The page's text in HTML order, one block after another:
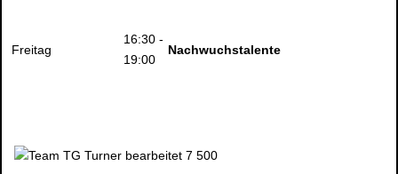
Freitag
16:30 -
19:00
Nachwuchstalente